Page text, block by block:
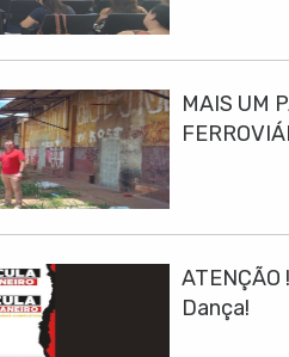
MAIS UM
Dança!